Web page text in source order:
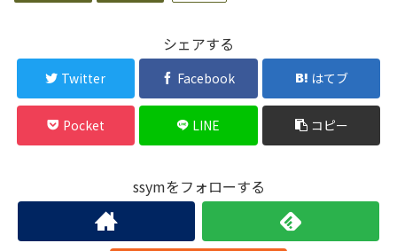
シェアする
Twitter Facebook はてブ
Pocket LINE コピー
ssymをフォローする